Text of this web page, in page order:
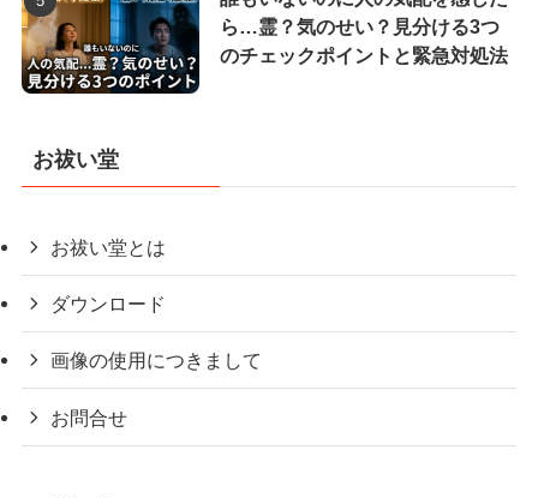
ら…霊？気のせい？見分ける3つ
のチェックポイントと緊急対処法
お祓い堂
お祓い堂とは
ダウンロード
画像の使用につきまして
お問合せ